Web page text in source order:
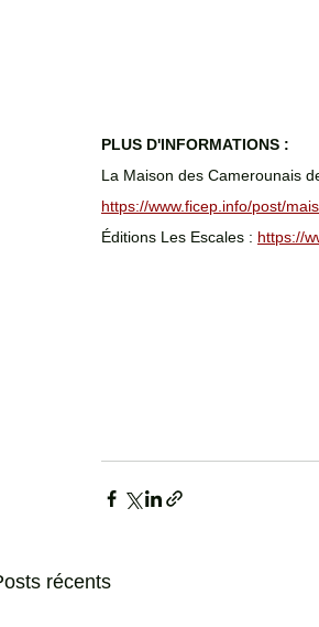
PLUS D'INFORMATIONS :
La Maison des Camerounais
https://www.ficep.info/post/
Éditions Les Escales : https://
récents